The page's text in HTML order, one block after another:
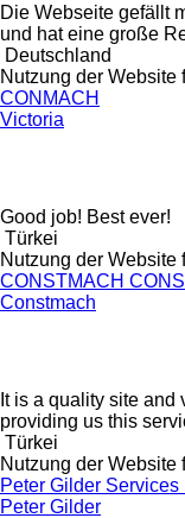
Die Webseite gefällt
und hat eine große
Deutschland
Nutzung der Website
CONMACH
Victoria
Good job! Best ever!
Türkei
Nutzung der Website
CONSTMACH
Constmach
It is a quality site and
providing us this
Türkei
Nutzung der Website
Peter Gilder Services
Peter Gilder